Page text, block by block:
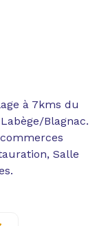
à 7kms du
Blagnac.
Salle
2000